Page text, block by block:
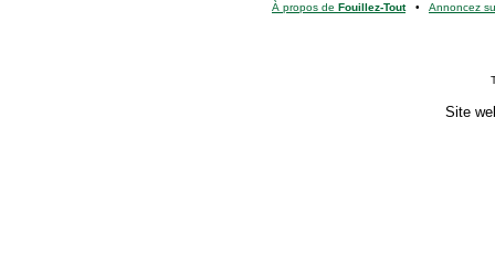
À propos de Fouillez-Tout• Annoncez
Site